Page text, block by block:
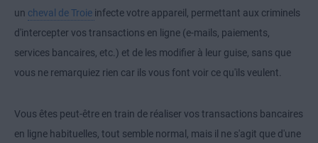
un cheval de Troie infecte votre appareil, permettant aux criminels
d'intercepter vos transactions en ligne (e-mails, paiements,
services bancaires, etc.) et de les modifier à leur guise, sans que
vous ne remarquiez rien car ils vous font voir ce qu'ils veulent.
Vous êtes peut-être en train de réaliser vos transactions bancaires
en ligne habituelles, tout semble normal, mais il ne s'agit que d'une